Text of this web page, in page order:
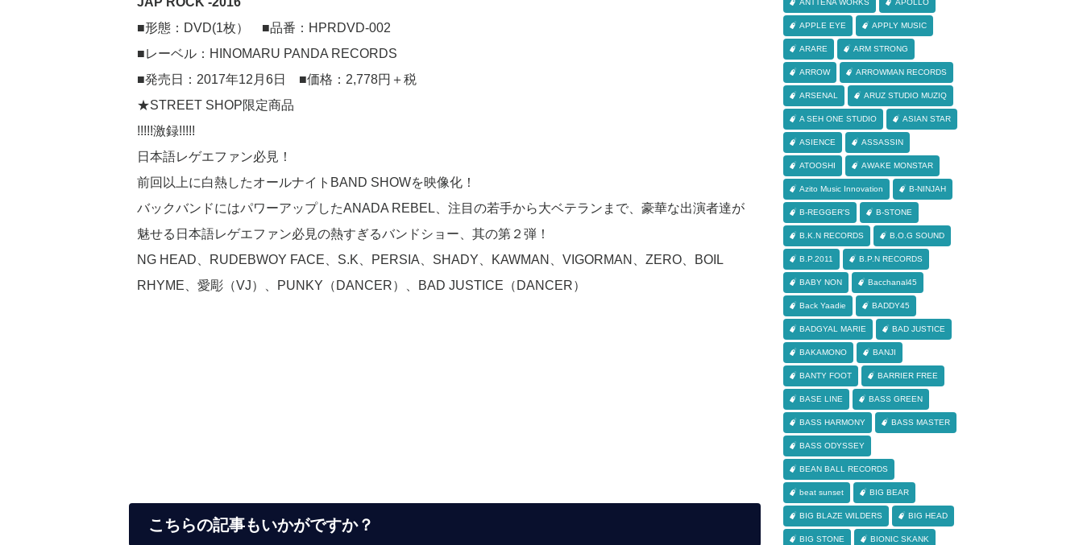
■形態：DVD(1枚） ■品番：HPRDVD-002
■レーベル：HINOMARU PANDA RECORDS
■発売日：2017年12月6日 ■価格：2,778円＋税
★STREET SHOP限定商品
!!!!!激録!!!!!
日本語レゲエファン必見！
前回以上に白熱したオールナイトBAND SHOWを映像化！
バックバンドにはパワーアップしたANADA REBEL、注目の若手から大ベテランまで、豪華な出演者達が
魅せる日本語レゲエファン必見の熱すぎるバンドショー、其の第２弾！
NG HEAD、RUDEBWOY FACE、S.K、PERSIA、SHADY、KAWMAN、VIGORMAN、ZERO、BOIL
RHYME、愛彫（VJ）、PUNKY（DANCER）、BAD JUSTICE（DANCER）
こちらの記事もいかがですか？
ANTTENA WORKS APOLLO
APPLE EYE APPLY MUSIC
ARARE ARM STRONG
ARROW ARROWMAN RECORDS
ARSENAL ARUZ STUDIO MUZIQ
A SEH ONE STUDIO ASIAN STAR
ASIENCE ASSASSIN
ATOOSHI AWAKE MONSTAR
Azito Music Innovation B-NINJAH
B-REGGER'S B-STONE
B.K.N RECORDS B.O.G SOUND
B.P.2011 B.P.N RECORDS
BABY NON Bacchanal45
Back Yaadie BADDY45
BADGYAL MARIE BAD JUSTICE
BAKAMONO BANJI
BANTY FOOT BARRIER FREE
BASE LINE BASS GREEN
BASS HARMONY BASS MASTER
BASS ODYSSEY
BEAN BALL RECORDS
beat sunset BIG BEAR
BIG BLAZE WILDERS BIG HEAD
BIG STONE BIONIC SKANK